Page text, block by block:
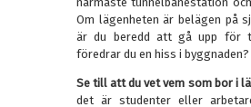
Om lägenheten är belägen på
är du beredd att gå upp för
föredrar du en hiss i byggnaden?
Se till att du vet vem som bor i
det är studenter eller